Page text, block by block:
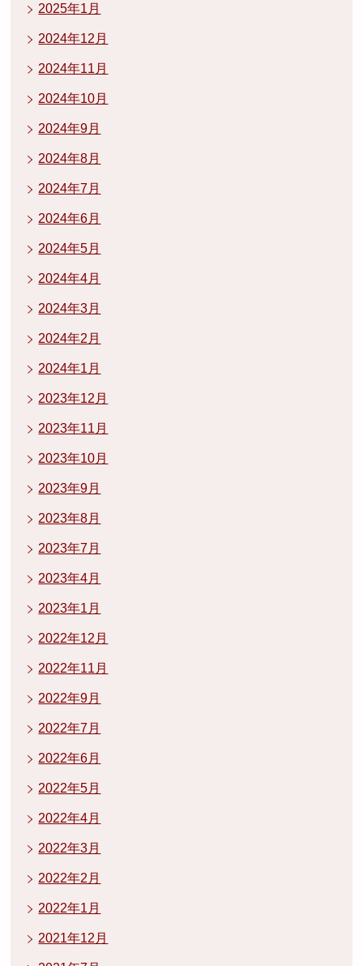
2025年1月
2024年12月
2024年11月
2024年10月
2024年9月
2024年8月
2024年7月
2024年6月
2024年5月
2024年4月
2024年3月
2024年2月
2024年1月
2023年12月
2023年11月
2023年10月
2023年9月
2023年8月
2023年7月
2023年4月
2023年1月
2022年12月
2022年11月
2022年9月
2022年7月
2022年6月
2022年5月
2022年4月
2022年3月
2022年2月
2022年1月
2021年12月